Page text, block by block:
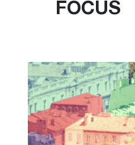
FOCUS